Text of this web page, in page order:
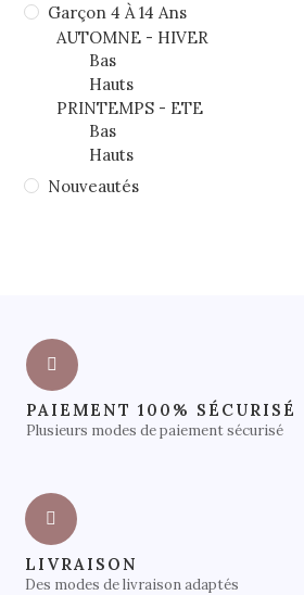
Garçon 4 À 14 Ans
AUTOMNE - HIVER
Bas
Hauts
PRINTEMPS - ETE
Bas
Hauts
Nouveautés
PAIEMENT 100% SÉCURISÉ
Plusieurs modes de paiement sécurisé
LIVRAISON
Des modes de livraison adaptés